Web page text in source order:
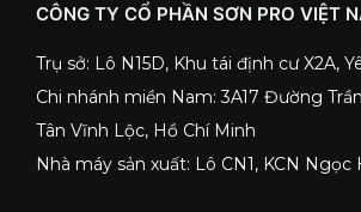
CÔNG TY CỔ PHẦN SƠN PRO VIỆT
Trụ sở: Lô N15D, Khu tái định cư X2A,
Chi nhánh miền Nam: 3A17 Đường
Tân Vĩnh Lộc, Hồ Chí Minh
Nhà máy sản xuất: Lô CN1, KCN Ngọc